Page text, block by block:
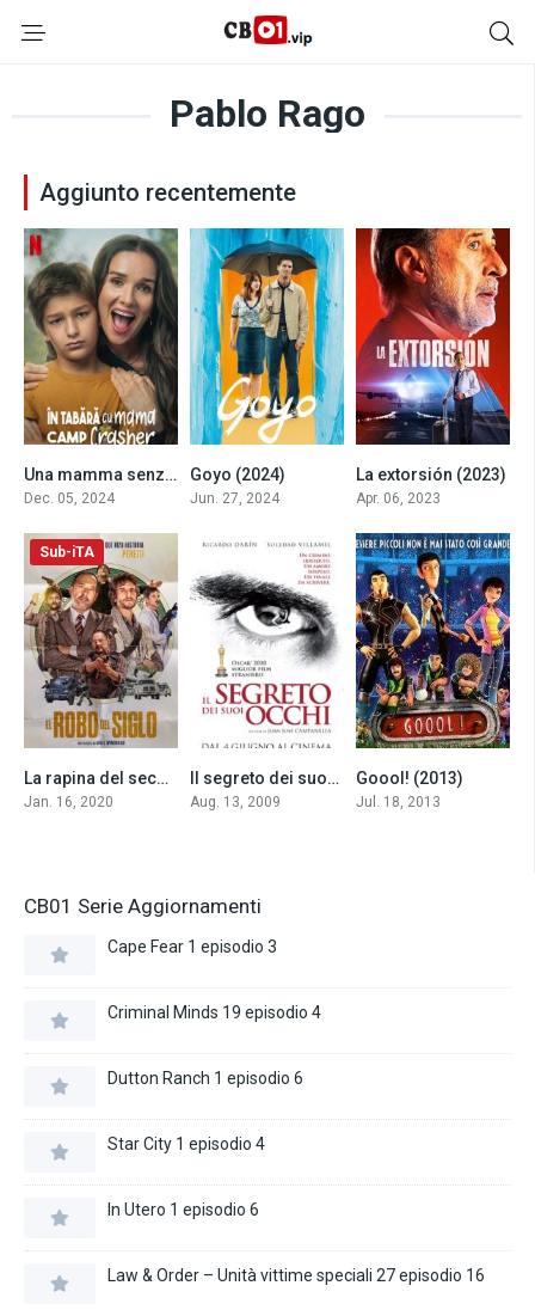
Pablo Rago
Aggiunto recentemente
0Una mamma senza freni (2024)
Dec. 05, 2024
Goyo (2024)
Jun. 27, 2024
6.6
La extorsión (2023)
Apr. 06, 2023
7.3
Sub-iTA
La rapina del secolo (2020)
Jan. 16, 2020
8.2Il segreto dei suoi occhi (2009)
Aug. 13, 2009
Goool! (2013)
Jul. 18, 2013
CB01 Serie Aggiornamenti
Cape Fear 1 episodio 3
Criminal Minds 19 episodio 4
Dutton Ranch 1 episodio 6
Star City 1 episodio 4
In Utero 1 episodio 6
Law & Order – Unità vittime speciali 27 episodio 16